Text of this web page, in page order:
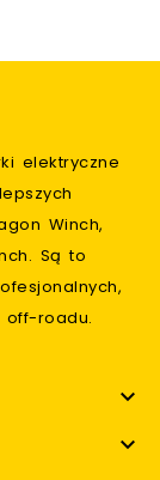
elektryczne
Winch,
Są to
roadu.

